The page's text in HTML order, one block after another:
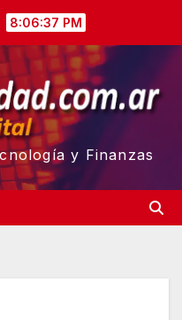
8:06:38 PM
y Finanzas